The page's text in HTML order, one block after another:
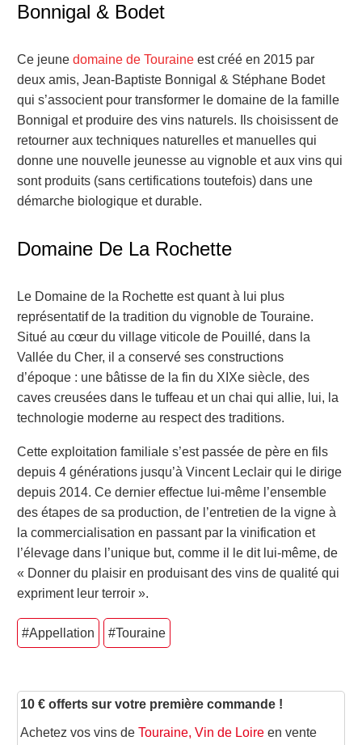
Bonnigal & Bodet
Ce jeune domaine de Touraine est créé en 2015 par
deux amis, Jean-Baptiste Bonnigal & Stéphane Bodet
qui s’associent pour transformer le domaine de la famille
Bonnigal et produire des vins naturels. Ils choisissent de
retourner aux techniques naturelles et manuelles qui
donne une nouvelle jeunesse au vignoble et aux vins qui
sont produits (sans certifications toutefois) dans une
démarche biologique et durable.
Domaine De La Rochette
Le Domaine de la Rochette est quant à lui plus
représentatif de la tradition du vignoble de Touraine.
Situé au cœur du village viticole de Pouillé, dans la
Vallée du Cher, il a conservé ses constructions
d’époque : une bâtisse de la fin du XIXe siècle, des
caves creusées dans le tuffeau et un chai qui allie, lui, la
technologie moderne au respect des traditions.
Cette exploitation familiale s’est passée de père en fils
depuis 4 générations jusqu’à Vincent Leclair qui le dirige
depuis 2014. Ce dernier effectue lui-même l’ensemble
des étapes de sa production, de l’entretien de la vigne à
la commercialisation en passant par la vinification et
l’élevage dans l’unique but, comme il le dit lui-même, de
« Donner du plaisir en produisant des vins de qualité qui
expriment leur terroir ».
#Appellation #Touraine
10 € offerts sur votre première commande !
Achetez vos vins de Touraine, Vin de Loire en vente